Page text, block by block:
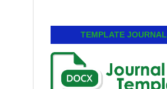
TEMPLATE JOURNAL